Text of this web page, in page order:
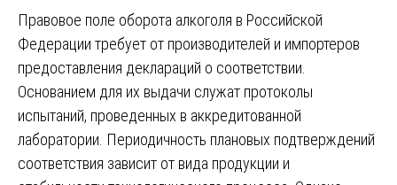
Правовое поле оборота алкоголя в Российской
Федерации требует от производителей и импортеров
предоставления деклараций о соответствии.
Основанием для их выдачи служат протоколы
испытаний, проведенных в аккредитованной
лаборатории. Периодичность плановых подтверждений
соответствия зависит от вида продукции и